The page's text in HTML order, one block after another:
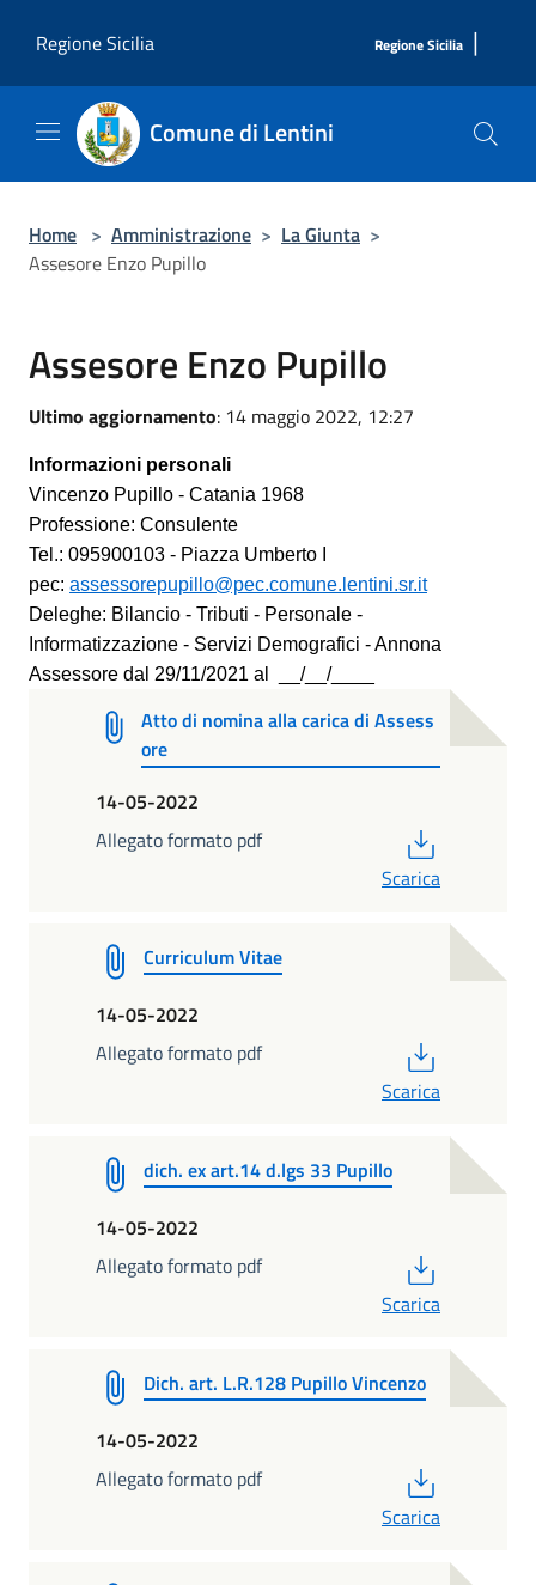
Regione Sicilia
Regione Sicilia |
Comune di Lentini
Home > Amministrazione > La Giunta >
Assesore Enzo Pupillo
Assesore Enzo Pupillo
Ultimo aggiornamento: 14 maggio 2022, 12:27
Informazioni personali
Vincenzo Pupillo - Catania 1968
Professione: Consulente
Tel.: 095900103 - Piazza Umberto I
pec: assessorepupillo@pec.comune.lentini.sr.it
Deleghe: Bilancio - Tributi - Personale -
Informatizzazione - Servizi Demografici - Annona
Assessore dal 29/11/2021 al __/__/____
Atto di nomina alla carica di Assess
ore
14-05-2022
Allegato formato pdf
Scarica
Curriculum Vitae
14-05-2022
Allegato formato pdf
Scarica
dich. ex art.14 d.lgs 33 Pupillo
14-05-2022
Allegato formato pdf
Scarica
Dich. art. L.R.128 Pupillo Vincenzo
14-05-2022
Allegato formato pdf
Scarica